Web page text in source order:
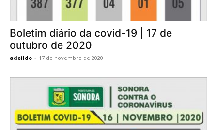
Boletim diário da covid-19 | 17 de
outubro de 2020
adeildo - 17 de novembro de 2020